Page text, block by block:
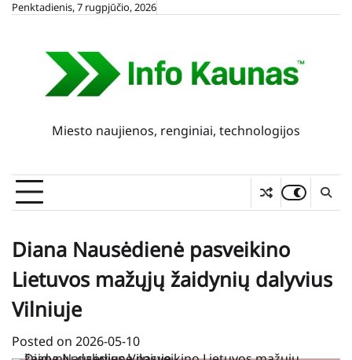
SkipPenktadienis, 7 rugpjūčio, 2026
Miesto naujienos, renginiai, technologijos
Diana Nausėdienė pasveikino
Lietuvos mažųjų žaidynių dalyvius
Vilniuje
Posted on 2026-05-10